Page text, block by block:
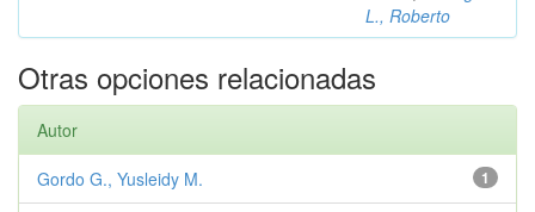
L., Roberto
Otras opciones relacionadas
Autor
1
Gordo G., Yusleidy M.